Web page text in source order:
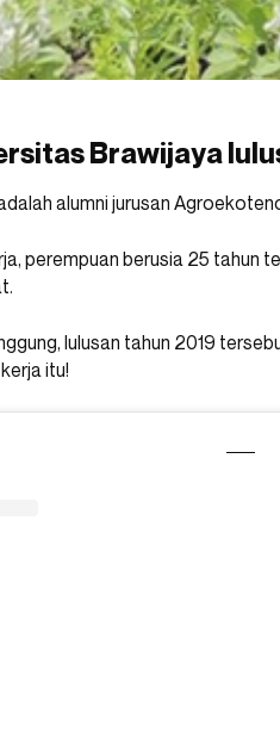
Brawijaya
alumni jurusan
perempuan berusia 25 tahun
lulusan tahun 2019
itu!